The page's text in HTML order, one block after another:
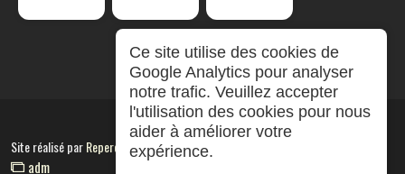
Site réalisé parRepereCom
adm
Ce site utilise des cookies de
Google Analytics pour analyser
notre trafic. Veuillez accepter
l'utilisation des cookies pour nous
aider à améliorer votre
expérience.